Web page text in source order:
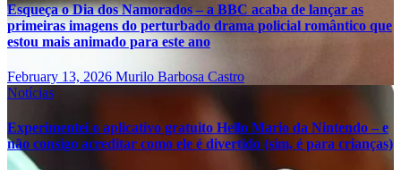
Esqueça o Dia dos Namorados – a BBC acaba de lançar as
primeiras imagens do perturbado drama policial romântico que
estou mais animado para este ano
February 13, 2026 Murilo Barbosa Castro
Notícias
Experimentei o aplicativo gratuito Hello Mario da Nintendo – e
não consigo acreditar como ele é divertido (sim, é para crianças)